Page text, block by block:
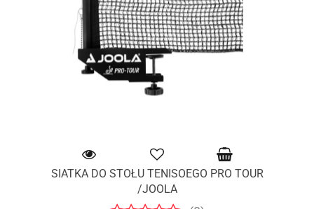
SIATKA DO STOŁU TENISOEGO PRO TOUR
/JOOLA